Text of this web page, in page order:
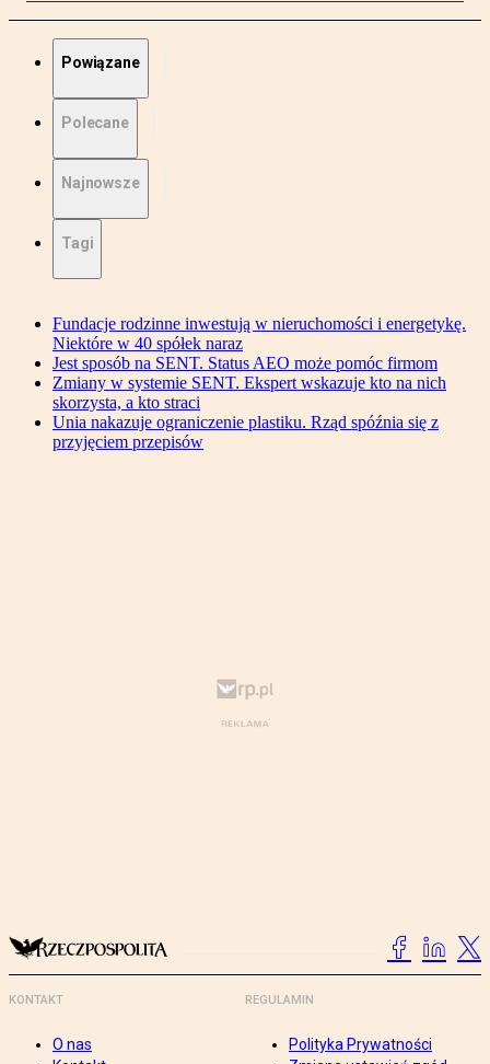
Powiązane
Polecane
Najnowsze
Tagi
Fundacje rodzinne inwestują w nieruchomości i energetykę.
Niektóre w 40 spółek naraz
Jest sposób na SENT. Status AEO może pomóc firmom
Zmiany w systemie SENT. Ekspert wskazuje kto na nich
skorzysta, a kto straci
Unia nakazuje ograniczenie plastiku. Rząd spóźnia się z
przyjęciem przepisów
KONTAKT
O nas
REGULAMIN
Polityka Prywatności